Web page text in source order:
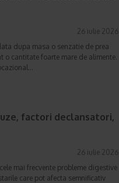
26 iulie 2026
dupa masa o senzatie de prea
o cantitate foarte mare de alimente.
factori declansatori,
26 iulie 2026
mai frecvente probleme digestive
care pot afecta semnificativ